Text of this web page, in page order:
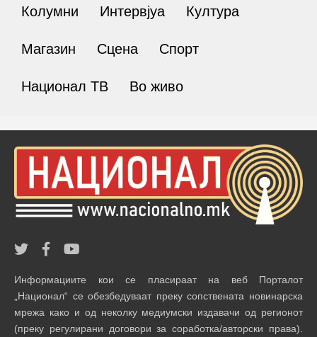
Колумни Интервјуа Култура
Магазин Сцена Спорт
Национал ТВ Во живо
Информациите кои се пласираат на веб Порталот
„Национал“ се обезбедуваат преку сопствената новинарска
мрежа како и од неколку медиумски издавачи од регионот
(преку регулирани договори за соработка/авторски права).